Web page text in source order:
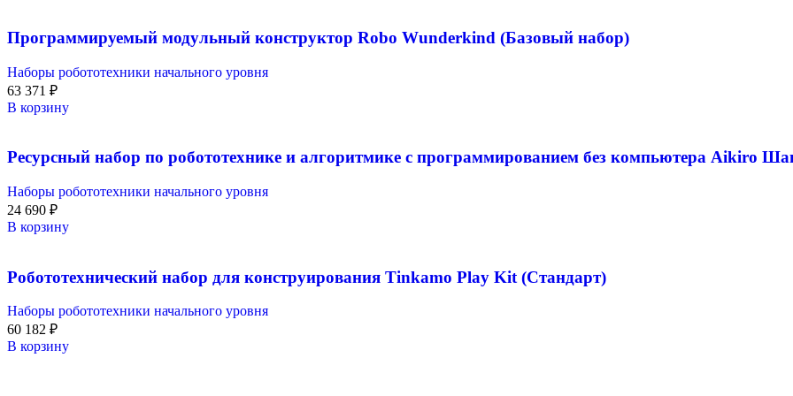
Программируемый модульный конструктор Robo Wunderkind (Базовый набор)
Наборы робототехники начального уровня
63 371 ₽
В корзину
Ресурсный набор по робототехнике и алгоритмике с программированием без компьютера Aikiro
Наборы робототехники начального уровня
24 690 ₽
В корзину
Робототехнический набор для конструирования Tinkamo Play Kit (Стандарт)
Наборы робототехники начального уровня
60 182 ₽
В корзину